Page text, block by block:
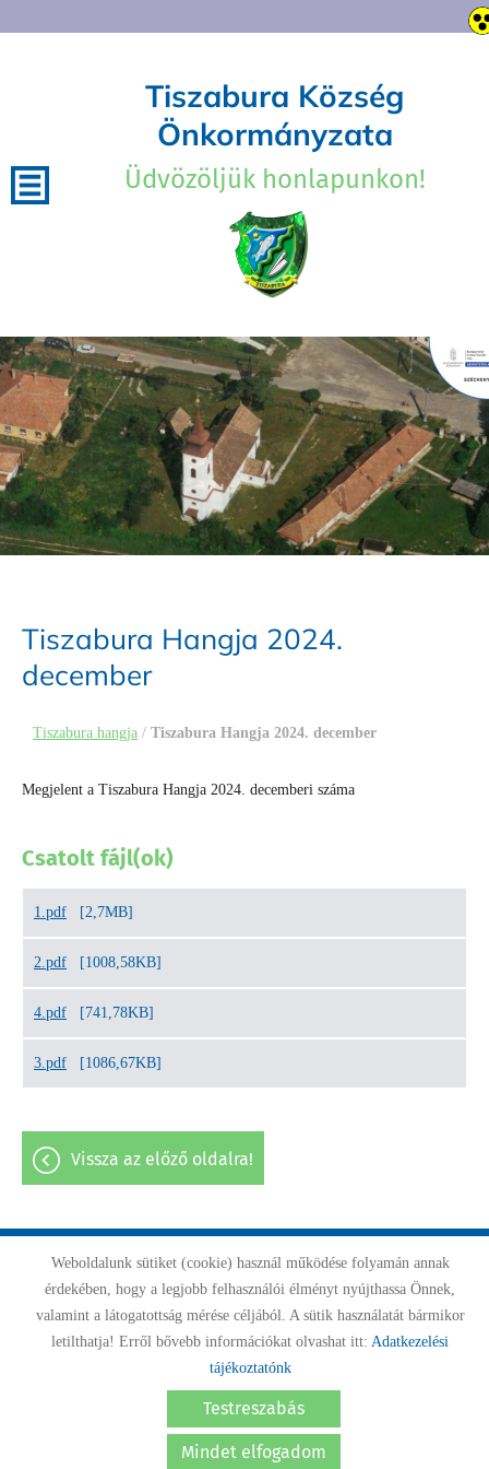
Tiszabura Község
Önkormányzata
Üdvözöljük honlapunkon!
Tiszabura Hangja 2024.
december
Tiszabura hangja / Tiszabura Hangja 2024. december
Megjelent a Tiszabura Hangja 2024. decemberi száma
Csatolt fájl(ok)
1.pdf [2,7MB]
2.pdf [1008,58KB]
4.pdf [741,78KB]
3.pdf [1086,67KB]
vissza az előző oldalra!
© 2026 - Minden jog fenntartva
Oldal információk Adatkezelési tájékoztató Impresszum
Sütik kezelése Akadálymentesítési nyilatkozat
Mindet elfogadom
Testreszabás
Weboldalunk sütiket (cookie) használ működése folyamán annak
érdekében, hogy a legjobb felhasználói élményt nyújthassa Önnek,
valamint a látogatottság mérése céljából. A sütik használatát bármikor
letilthatja! Erről bővebb információkat olvashat itt: Adatkezelési
tájékoztatónk